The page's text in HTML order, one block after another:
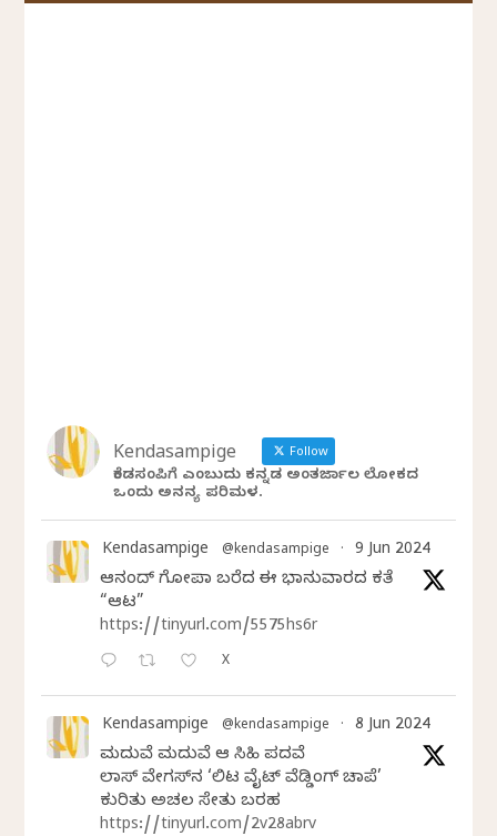
Kendasampige Follow
ಕೆಂಡಸಂಪಿಗೆ ಎಂಬುದು ಕನ್ನಡ ಅಂತರ್ಜಾಲ ಲೋಕದ
ಒಂದು ಅನನ್ಯ ಪರಿಮಳ.
Kendasampige @kendasampige · 9 Jun 2024
ಆನಂದ್‌ ಗೋಪಾಲ್‌ ಬರೆದ ಈ ಭಾನುವಾರದ ಕತೆ
“ಆಟ”
https://tinyurl.com/5575hs6r
X
Kendasampige @kendasampige · 8 Jun 2024
ಮದುವೆ ಮದುವೆ ಆ ಸಿಹಿ ಪದವೆ
ಲಾಸ್‌ ವೇಗಸ್‌ನ ‘ಲಿಟಲ್ ವೈಟ್ ವೆಡ್ಡಿಂಗ್ ಚಾಪೆಲ್’
ಕುರಿತು ಅಚಲ ಸೇತು ಬರಹ
https://tinyurl.com/2v28abrv